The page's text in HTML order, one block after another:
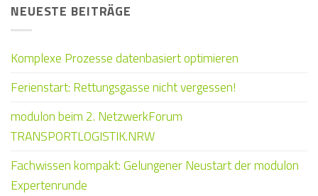
NEUESTE BEITRÄGE
Komplexe Prozesse datenbasiert optimieren
Ferienstart: Rettungsgasse nicht vergessen!
modulon beim 2. NetzwerkForum
TRANSPORTLOGISTIK.NRW
Fachwissen kompakt: Gelungener Neustart der modulon
Expertenrunde